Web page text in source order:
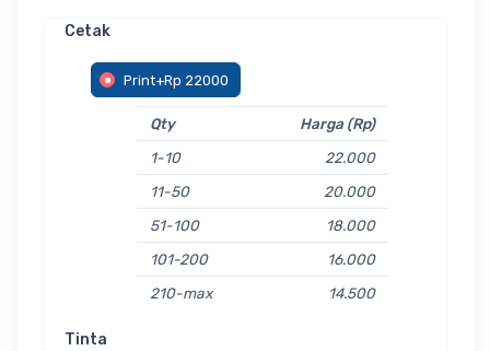
Cetak
Print+Rp 22000
Qty
Harga (Rp)
1-10
22.000
11-50
20.000
51-100
18.000
101-200
16.000
210-max
14.500
Tinta